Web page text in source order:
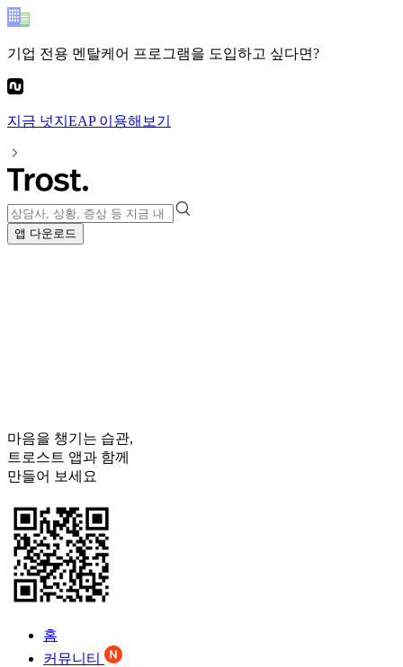
기업 전용 멘탈케어 프로그램을 도입하고 싶다면?
지금 넛지EAP이용해보기
앱 다운로드
마음을 챙기는 습관,
트로스트 앱과 함께
만들어 보세요
홈
커뮤니티